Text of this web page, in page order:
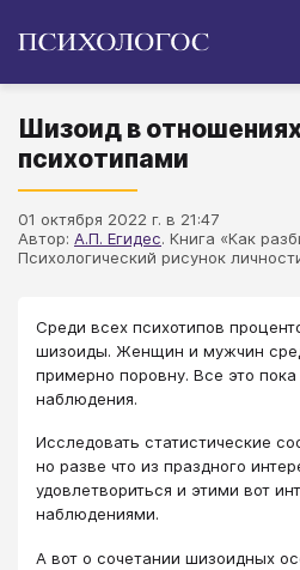
Шизоид в
психотипами
01 октября 2022 г. в 21:47
Автор: А.П. Егидес. Книга «Как
Психологический рисунок
Среди всех психотипов
шизоиды. Женщин и мужчин
примерно поровну. Все это
наблюдения.
Исследовать статистические
но разве что из праздного
удовлетвориться и этими вот
наблюдениями.
А вот о сочетании шизоидных